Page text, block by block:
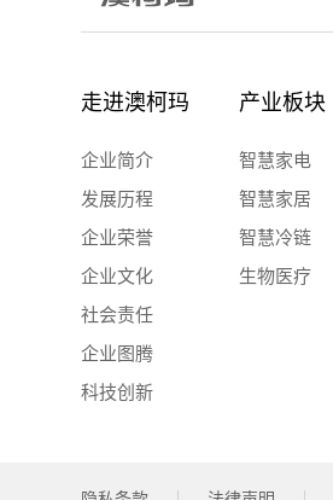
走进澳柯玛
企业简介
发展历程
企业荣誉
企业文化
社会责任
企业图腾
科技创新
产业板块
智慧家电
智慧家居
智慧冷链
生物医疗